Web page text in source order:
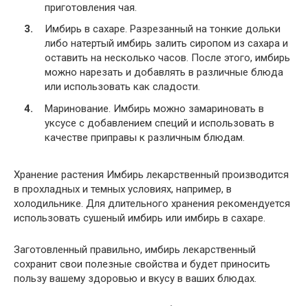
приготовления чая.
Имбирь в сахаре. Разрезанный на тонкие дольки
либо натертый имбирь залить сиропом из сахара и
оставить на несколько часов. После этого, имбирь
можно нарезать и добавлять в различные блюда
или использовать как сладости.
Маринование. Имбирь можно замариновать в
уксусе с добавлением специй и использовать в
качестве приправы к различным блюдам.
Хранение растения Имбирь лекарственный производится
в прохладных и темных условиях, например, в
холодильнике. Для длительного хранения рекомендуется
использовать сушеный имбирь или имбирь в сахаре.
Заготовленный правильно, имбирь лекарственный
сохранит свои полезные свойства и будет приносить
пользу вашему здоровью и вкусу в ваших блюдах.